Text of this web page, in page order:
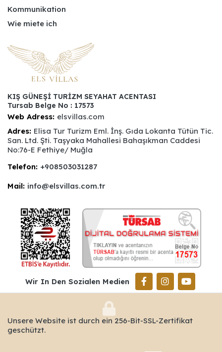
Kommunikation
Wie miete ich
KIŞ GÜNEŞİ TURİZM SEYAHAT ACENTASI
Tursab Belge No : 17573
Web Adress: elsvillas.com
Adres: Elisa Tur Turizm Eml. İnş. Gıda Lokanta Tütün Tic.
San. Ltd. Şti. Taşyaka Mahallesi Bahaşıkman Caddesi
No:76-E Fethiye/ Muğla
Telefon: +908503031287
Mail: info@elsvillas.com.tr
Wir In Den Sozialen Medien
Unsere Website ist durch ein 256-Bit-SSL-Zertifikat
geschützt.